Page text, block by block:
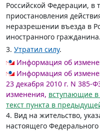
Российской Федерации, в
приостановления
неразрешении въезда в
иностранного гражданина.
3. Утратил силу.
Информация об
Информация об
23 декабря 2010 г. N 385-
изменения, вступающие в
текст пункта в
4. Вид на жительство,
настоящего